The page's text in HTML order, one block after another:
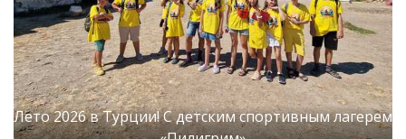
Лето 2026 в Турции! С детским спортивным лагерем